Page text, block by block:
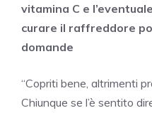
vitamina C e
curare il raffreddore
domande
“Copriti bene, altrimenti
Chiunque se l’è sentito